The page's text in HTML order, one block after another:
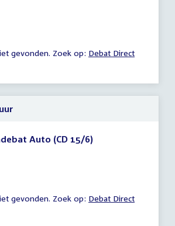
gevonden. Zoek op: External
Debat Direct
Auto (CD 15/6)
gevonden. Zoek op: External
Debat Direct